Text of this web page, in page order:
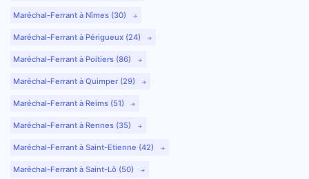
Maréchal-Ferrant à Nîmes (30)
Maréchal-Ferrant à Périgueux (24)
Maréchal-Ferrant à Poitiers (86)
Maréchal-Ferrant à Quimper (29)
Maréchal-Ferrant à Reims (51)
Maréchal-Ferrant à Rennes (35)
Maréchal-Ferrant à Saint-Etienne (42)
Maréchal-Ferrant à Saint-Lô (50)